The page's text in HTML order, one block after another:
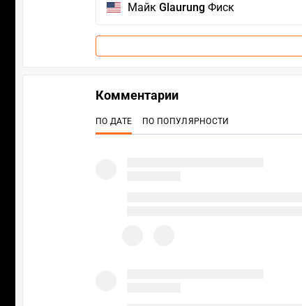
Майк Glaurung Фиск
Комментарии
ПО ДАТЕ ПО ПОПУЛЯРНОСТИ